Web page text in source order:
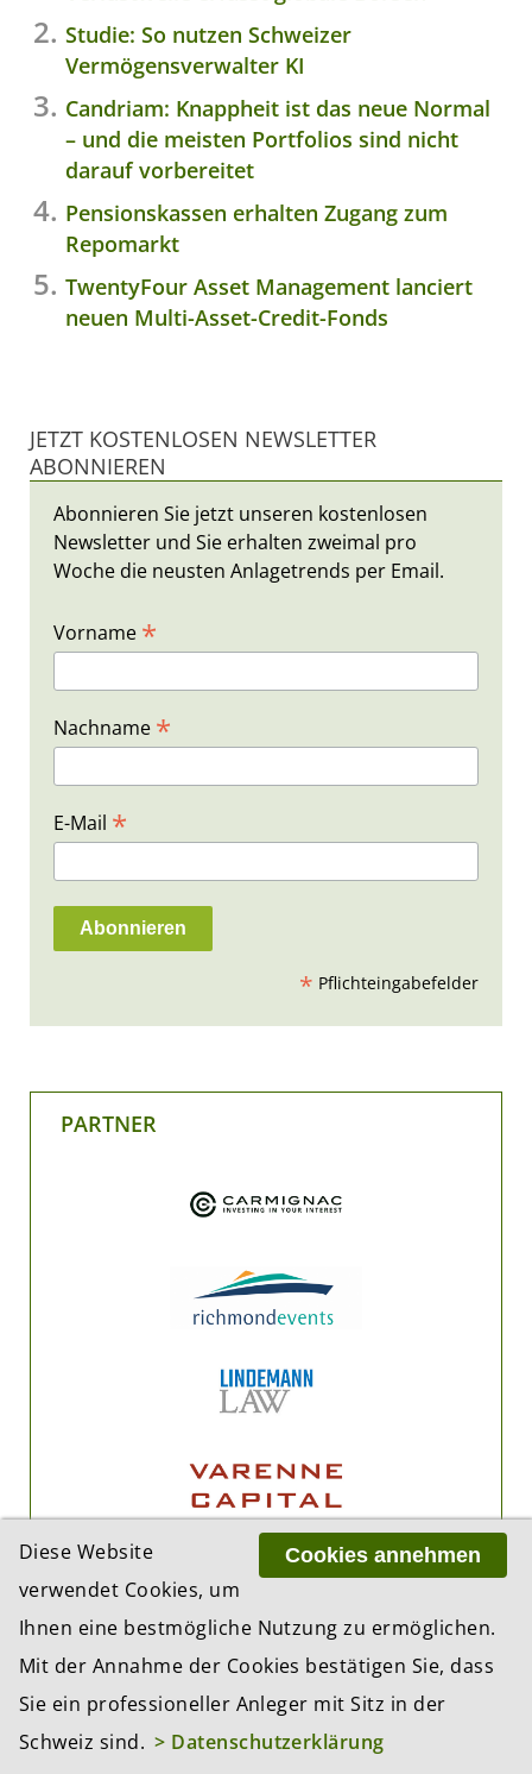
Studie: So nutzen Schweizer
Vermögensverwalter KI
Candriam: Knappheit ist das neue Normal
– und die meisten Portfolios sind nicht
darauf vorbereitet
Pensionskassen erhalten Zugang zum
Repomarkt
TwentyFour Asset Management lanciert
neuen Multi-Asset-Credit-Fonds
JETZT KOSTENLOSEN NEWSLETTER
ABONNIEREN
Abonnieren Sie jetzt unseren kostenlosen
Newsletter und Sie erhalten zweimal pro
Woche die neusten Anlagetrends per Email.
Vorname *
Nachname *
E-Mail *
* Pflichteingabefelder
PARTNER
Cookies annehmen
Diese Website
verwendet Cookies, um
Ihnen eine bestmögliche Nutzung zu ermöglichen.
Mit der Annahme der Cookies bestätigen Sie, dass
Sie ein professioneller Anleger mit Sitz in der
Schweiz sind. > Datenschutzerklärung